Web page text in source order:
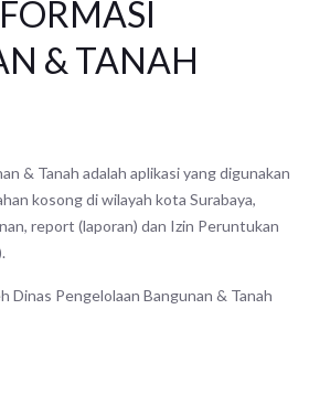
& TANAH
& Tanah adalah aplikasi yang digunakan
kosong di wilayah kota Surabaya,
report (laporan) dan Izin Peruntukan
Dinas Pengelolaan Bangunan & Tanah